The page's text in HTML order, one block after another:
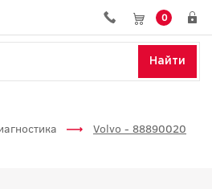
0
Найти
Volvo - 88890020